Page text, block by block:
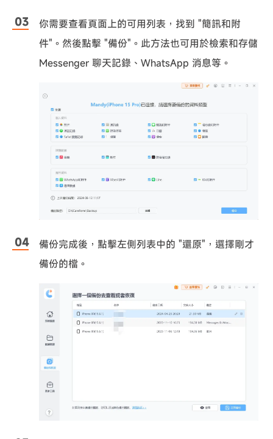
你需要查看頁面上的可用列表，找到 "簡訊和附
件"。然後點擊 "備份"。此方法也可用於檢索和存儲
Messenger 聊天記錄、WhatsApp 消息等。
備份完成後，點擊左側列表中的 "還原"，選擇剛才
備份的檔。